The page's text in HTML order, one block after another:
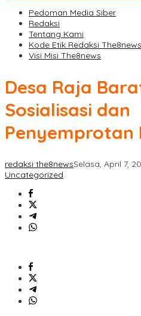
Pedoman Media Siber
Redaksi
Tentang Kami
Kode Etik Redaksi
Visi Misi The8news
Desa Raja
Sosialisasi dan
Penyemprotan
redaksi the8newsSelasa, April 7,
Uncategorized